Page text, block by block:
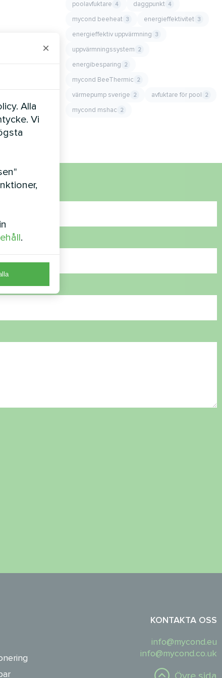
poolavfuktare 4 daggpunkt 4
mycond beeheat 3 energieffektivitet 3
energieffektiv uppvärmning 3
uppvärmningssystem 2
energibesparing 2
mycond BeeThermic 2
värmepump sverige 2 avfuktare för pool 2
mycond mshac 2
KONTAKTA OSS
info@mycond.eu
info@mycond.co.uk
×
Alla
Vi
.